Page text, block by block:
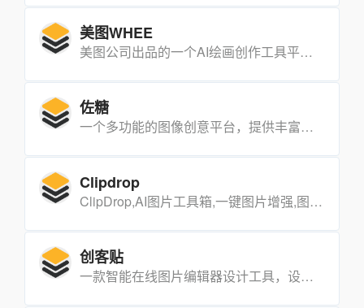
美图WHEE
美图公司出品的一个AI绘画创作工具平台，提供文生图、图生图，以及用户自主训练绘画大模型。
佐糖
一个多功能的图像创意平台，提供丰富的免费在线抠图，在线证件照抠图换背景，怀揣着“让图像处理高效和美好”的使命，为您提供完全免费的在线抠图工具。
Clipdrop
ClipDrop,AI图片工具箱,一键图片增强,图像放大器,去水印,一键抠图去背景工具,智能打光神器,智能背景替换【需要科学上网】
创客贴
一款智能在线图片编辑器设计工具，设计不求人，创客贴AI助你零基础完成专业设计！